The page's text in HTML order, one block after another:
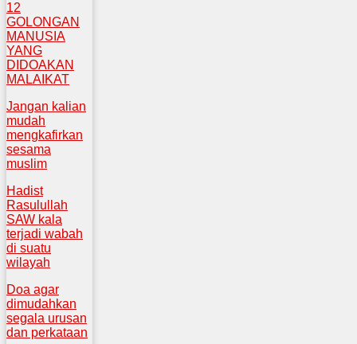
12
GOLONGAN
MANUSIA
YANG
DIDOAKAN
MALAIKAT
Jangan kalian
mudah
mengkafirkan
sesama
muslim
Hadist
Rasulullah
SAW kala
terjadi wabah
di suatu
wilayah
Doa agar
dimudahkan
segala urusan
dan perkataan